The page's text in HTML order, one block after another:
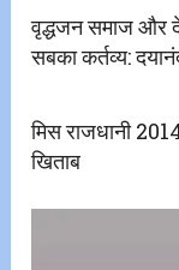
वृद्धजन समाज और
सबका कर्तव्य:
मिस राजधानी
खिताब